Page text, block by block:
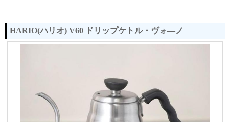
HARIO(ハリオ) V60 ドリップケトル・ヴォ―ノ